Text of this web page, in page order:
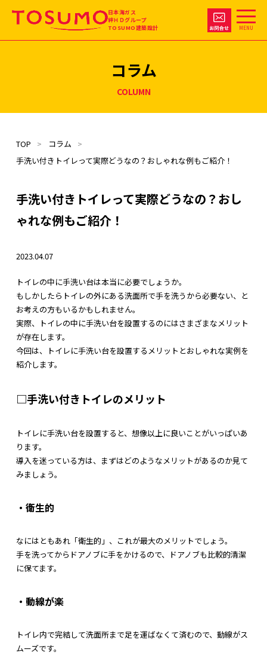
日本海ガス
絆ＨＤグループ
TOSUMO建築設計
コラム
COLUMN
TOP
コラム
手洗い付きトイレって実際どうなの？おしゃれな例もご紹介！
手洗い付きトイレって実際どうなの？おし
ゃれな例もご紹介！
2023.04.07
トイレの中に手洗い台は本当に必要でしょうか。
もしかしたらトイレの外にある洗面所で手を洗うから必要ない、と
お考えの方もいるかもしれません。
実際、トイレの中に手洗い台を設置するのにはさまざまなメリット
が存在します。
今回は、トイレに手洗い台を設置するメリットとおしゃれな実例を
紹介します。
□手洗い付きトイレのメリット
トイレに手洗い台を設置すると、想像以上に良いことがいっぱいあ
ります。
導入を迷っている方は、まずはどのようなメリットがあるのか見て
みましょう。
・衛生的
なにはともあれ「衛生的」、これが最大のメリットでしょう。
手を洗ってからドアノブに手をかけるので、ドアノブも比較的清潔
に保てます。
・動線が楽
トイレ内で完結して洗面所まで足を運ばなくて済むので、動線がス
ムーズです。
MENU